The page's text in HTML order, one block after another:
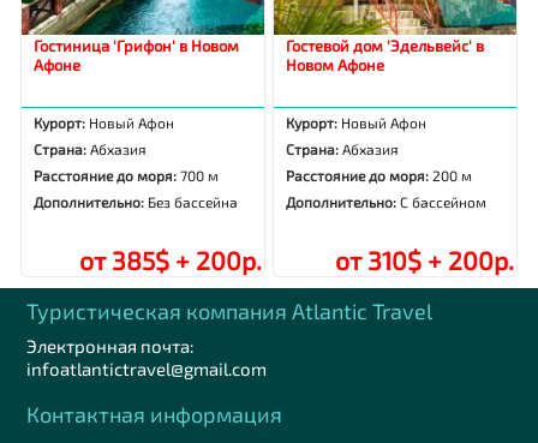
Гостиница 'Грифон' в Новом
Афоне
Курорт: Новый Афон
Страна:Абхазия
Расстояние до моря:700 м
Дополнительно: Без бассейна
от 385$ + 200р.
Гостевой дом 'Эдельвейс' в
Новом Афоне
Курорт: Новый Афон
Страна:Абхазия
Расстояние до моря:200 м
Дополнительно:С бассейном
от 310$ + 200р.
Туристическая компания Аtlantic Travel
Электронная почта:
infoatlantictravel@gmail.com
Контактная информация